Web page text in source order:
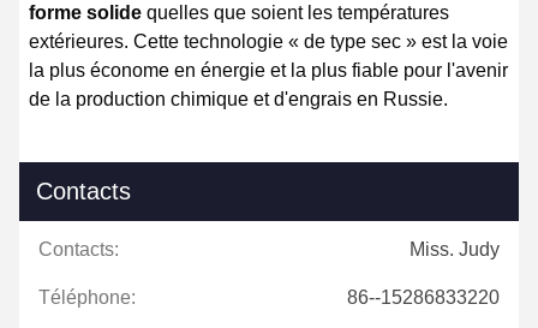
forme solide quelles que soient les températures
extérieures. Cette technologie « de type sec » est la voie
la plus économe en énergie et la plus fiable pour l'avenir
de la production chimique et d'engrais en Russie.
Contacts
Contacts: Miss. Judy
Téléphone: 86--15286833220